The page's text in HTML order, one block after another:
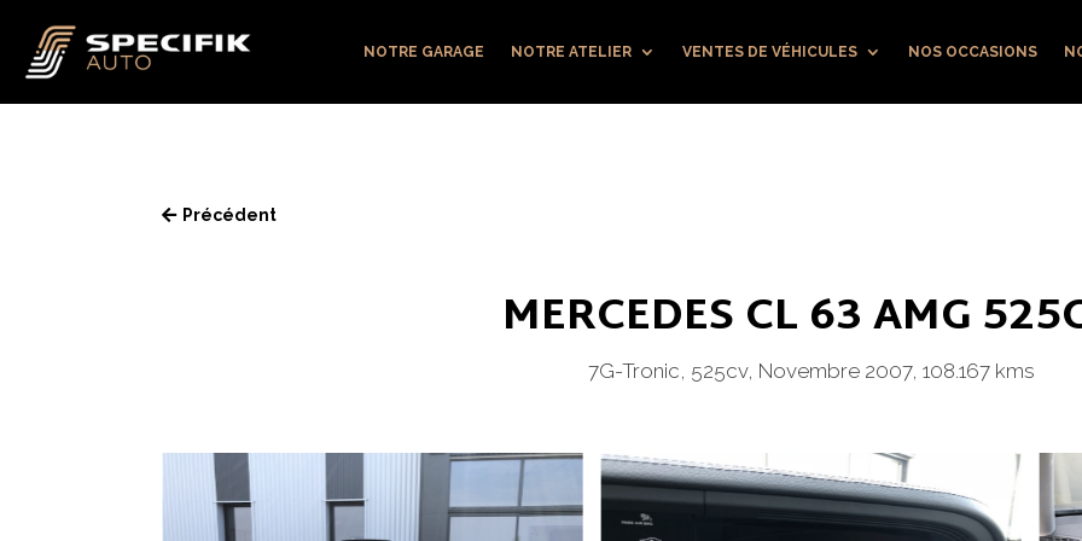
NOTRE GARAGE NOTRE ATELIER VENTES DE VÉHICULES NOS OCCASIONS
 Précédent
MERCEDES CL 63 AMG
7G-Tronic, 525cv, Novembre 2007, 108.167 kms